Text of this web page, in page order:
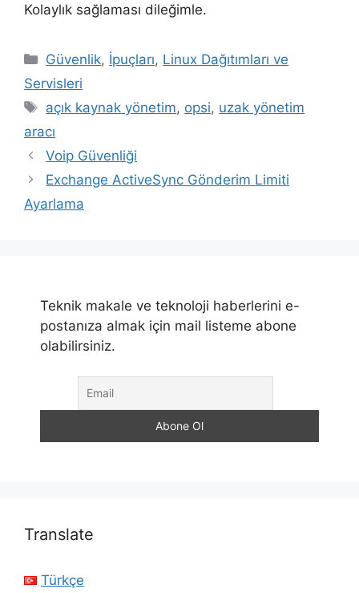
Kolaylık sağlaması dileğimle.
Kategoriler
Güvenlik, İpuçları, Linux Dağıtımları ve
Servisleri
Etiketler
açık kaynak yönetim, opsi, uzak yönetim
aracı
Voip Güvenliği
Exchange ActiveSync Gönderim Limiti
Ayarlama
Teknik makale ve teknoloji haberlerini e-
postanıza almak için mail listeme abone
olabilirsiniz.
Translate
Türkçe